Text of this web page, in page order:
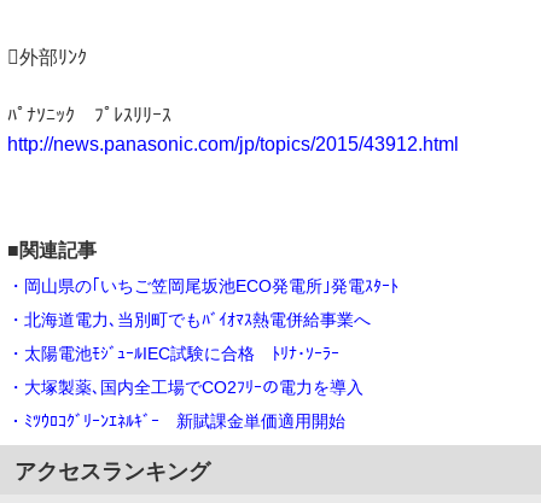
外部ﾘﾝｸ
ﾊﾟﾅｿﾆｯｸ ﾌﾟﾚｽﾘﾘｰｽ
http://news.panasonic.com/jp/topics/2015/43912.html
■関連記事
・岡山県の｢いちご笠岡尾坂池ECO発電所｣発電ｽﾀｰﾄ
・北海道電力､当別町でもﾊﾞｲｵﾏｽ熱電併給事業へ
・太陽電池ﾓｼﾞｭｰﾙIEC試験に合格 ﾄﾘﾅ･ｿｰﾗｰ
・大塚製薬､国内全工場でCO2ﾌﾘｰの電力を導入
・ﾐﾂｳﾛｺｸﾞﾘｰﾝｴﾈﾙｷﾞｰ 新賦課金単価適用開始
アクセスランキング